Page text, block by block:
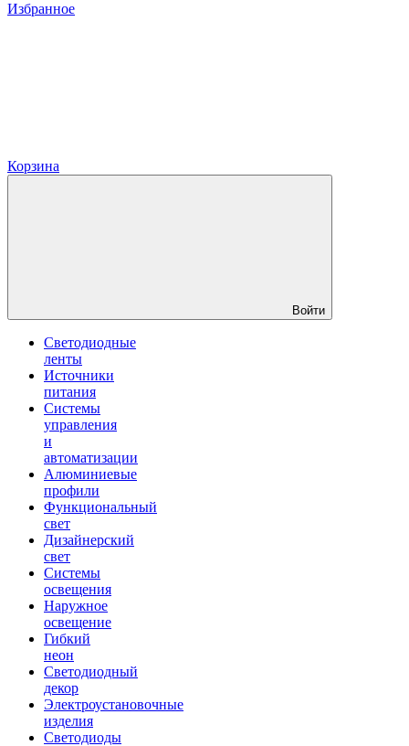
Избранное
Корзина
Войти
Светодиодные
ленты
Источники
питания
Системы
управления
и
автоматизации
Алюминиевые
профили
Функциональный
свет
Дизайнерский
свет
Системы
освещения
Наружное
освещение
Гибкий
неон
Светодиодный
декор
Электроустановочные
изделия
Светодиоды